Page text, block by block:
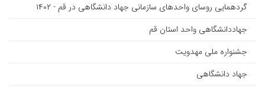
گردهمایی روسای واحد‌های سازمانی جهاد دانشگاهی در قم - ۱۴۰۲
جهاددانشگاهی واحد استان قم
جشنواره ملی مهدویت
جهاد دانشگاهی